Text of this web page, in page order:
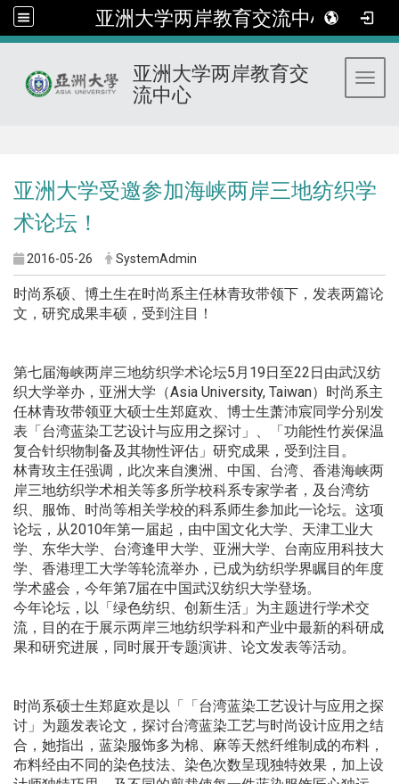
亚洲大学两岸教育交流中心
亚洲大学两岸教育交
流中心
亚洲大学受邀参加海峡两岸三地纺织学
术论坛！
2016-05-26 SystemAdmin
时尚系硕、博土生在时尚系主任林青玫带领下，发表两篇论
文，研究成果丰硕，受到注目！
第七届海峡两岸三地纺织学术论坛5月19日至22日由武汉纺
织大学举办，亚洲大学（Asia University, Taiwan）时尚系主
任林青玫带领亚大硕士生郑庭欢、博士生萧沛宸同学分别发
表「台湾蓝染工艺设计与应用之探讨」、「功能性竹炭保温
复合针织物制备及其物性评估」研究成果，受到注目。
林青玫主任强调，此次来自澳洲、中国、台湾、香港海峡两
岸三地纺织学术相关等多所学校科系专家学者，及台湾纺
织、服饰、时尚等相关学校的科系师生参加此一论坛。这项
论坛，从2010年第一届起，由中国文化大学、天津工业大
学、东华大学、台湾逢甲大学、亚洲大学、台南应用科技大
学、香港理工大学等轮流举办，已成为纺织学界瞩目的年度
学术盛会，今年第7届在中国武汉纺织大学登场。
今年论坛，以「绿色纺织、创新生活」为主题进行学术交
流，目的在于展示两岸三地纺织学科和产业中最新的科研成
果和研究进展，同时展开专题演讲、论文发表等活动。
时尚系硕士生郑庭欢是以「「台湾蓝染工艺设计与应用之探
讨」为题发表论文，探讨台湾蓝染工艺与时尚设计应用之结
合，她指出，蓝染服饰多为棉、麻等天然纤维制成的布料，
布料经由不同的染色技法、染色次数呈现独特效果，加上设